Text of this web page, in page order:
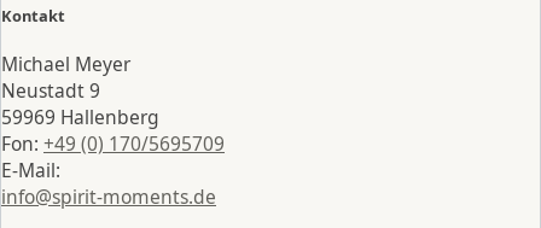
Kontakt
Michael Meyer
Neustadt 9
59969 Hallenberg
Fon: +49 (0) 170/5695709
E-Mail:
info@spirit-moments.de